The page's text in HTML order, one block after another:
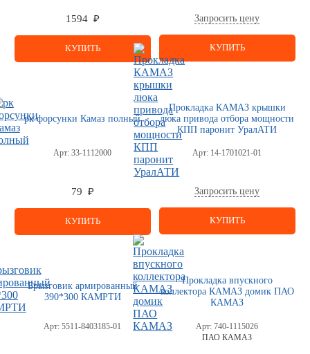
1594 ₽
КУПИТЬ
Запросить цену
КУПИТЬ
рк форсунки Камаз полный
Арт: 33-1112000
79 ₽
КУПИТЬ
Прокладка КАМАЗ крышки
люка привода отбора мощности
КПП паронит УралАТИ
Арт: 14-1701021-01
Запросить цену
КУПИТЬ
Брызговик армированный
390*300 КАМРТИ
Арт: 5511-8403185-01
Прокладка впускного
коллектора КАМАЗ домик ПАО
КАМАЗ
Арт: 740-1115026
ПАО КАМАЗ